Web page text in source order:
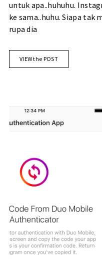
untuk apa..huhuhu.
ke sama..huhu. Siapa tak
rupa dia
VIEW the POST